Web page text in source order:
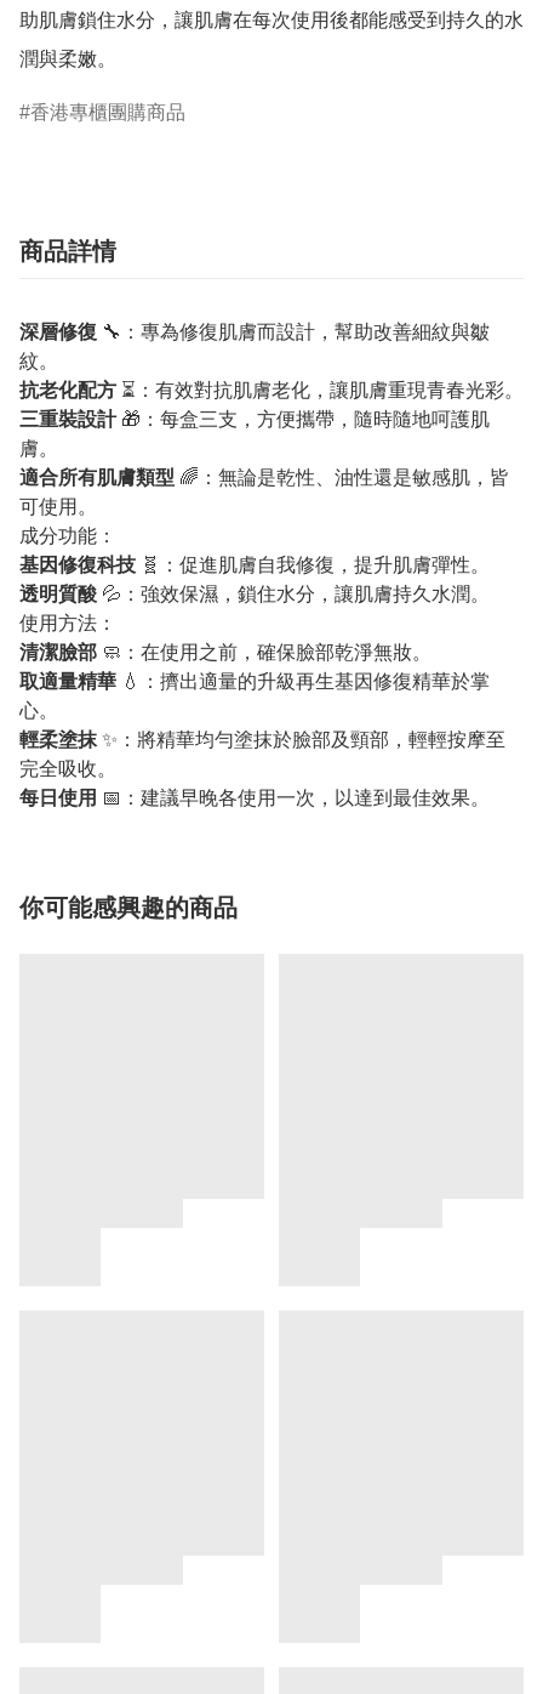
助肌膚鎖住水分，讓肌膚在每次使用後都能感受到持久的水
潤與柔嫩。
香港專櫃團購商品
商品詳情
深層修復 🔧：專為修復肌膚而設計，幫助改善細紋與皺
紋。
抗老化配方 ⏳：有效對抗肌膚老化，讓肌膚重現青春光彩。
三重裝設計🎁：每盒三支，方便攜帶，隨時隨地呵護肌
膚。
適合所有肌膚類型 🌈：無論是乾性、油性還是敏感肌，皆
可使用。
成分功能：
基因修復科技 🧬：促進肌膚自我修復，提升肌膚彈性。
透明質酸 💦：強效保濕，鎖住水分，讓肌膚持久水潤。
使用方法：
清潔臉部 🧼：在使用之前，確保臉部乾淨無妝。
取適量精華 💧：擠出適量的升級再生基因修復精華於掌
心。
輕柔塗抹 ✨：將精華均勻塗抹於臉部及頸部，輕輕按摩至
完全吸收。
每日使用 📅：建議早晚各使用一次，以達到最佳效果。
你可能感興趣的商品